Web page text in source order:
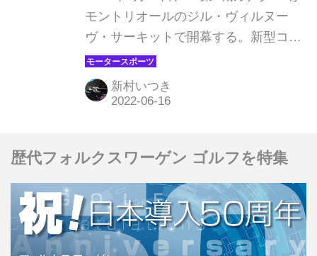
20番手だった。
モントリオールのジル・ヴィルヌー
ヴ・サーキットで開幕する。新型コロ
ナウイルス感染拡大により2020年と
2021年で開催されなかったため、
2019年以来、3年ぶりの開催となる。
新村いつき
歴代フォルクスワーゲン ゴルフを特集